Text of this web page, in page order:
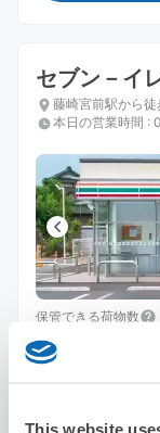
This website
セブン－イ
藤崎宮前駅から
本日の営業時間 :
保管できる荷物数